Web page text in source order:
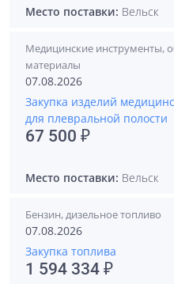
Место поставки: Вельск
Медицинские инструменты,
материалы
07.08.2026
Закупка изделий
для плевральной полости
67 500 ₽
Место поставки: Вельск
Бензин, дизельное топливо
07.08.2026
Закупка топлива
1 594 334 ₽